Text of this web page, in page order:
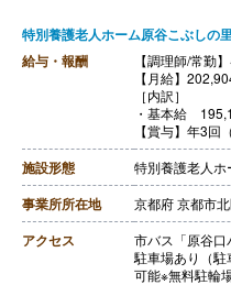
特別養護老人ホーム原谷こぶしの
給与・報酬
【調理師/常勤
【月給】
［内訳］
・基本給
【賞与】年3回
【通勤手当】
【昇給】あり（
績
【退職金】あり
施設形態 特別養護老人ホ
事業所所在地 京都府 京都市
アクセス
市バス「原谷
駐車場あり（
可能※無料駐輪